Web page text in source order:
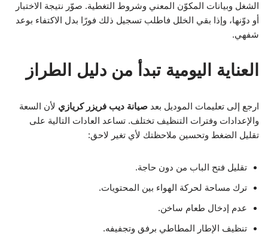
الشغل وبيانات المكوّن المعني وشروط التغطية. صوّر نتيجة الاختبار
أو دوّنها، وإذا بقي الخلل فاطلب تسجيل ذلك فورًا بدل الاكتفاء بوعد
شفهي.
العناية اليومية تبدأ من دليل الطراز
ارجع إلى تعليمات الموديل بعد صيانة ديب فريزر كريازي لأن السعة
والإعدادات وفترات التنظيف تختلف. تساعد العادات التالية على
تقليل الضغط وتحسين ملاحظتك لأي تغير لاحق:
تقليل فتح الباب من دون حاجة.
ترك مساحة لحركة الهواء بين المحتويات.
عدم إدخال طعام ساخن.
تنظيف الإطار المطاطي برفق وتجفيفه.